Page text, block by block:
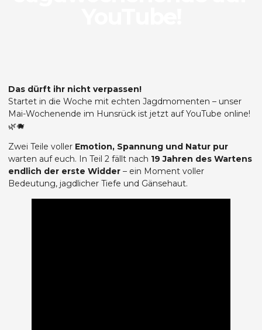
Das dürft ihr nicht verpassen!
Startet in die Woche mit echten Jagdmomenten – unser
Mai-Wochenende im Hunsrück ist jetzt auf YouTube online!
🌿🐗
Zwei Teile voller Emotion, Spannung und Natur pur
warten auf euch. In Teil 2 fällt nach 19 Jahren des Wartens
endlich der erste Widder – ein Moment voller
Bedeutung, jagdlicher Tiefe und Gänsehaut.